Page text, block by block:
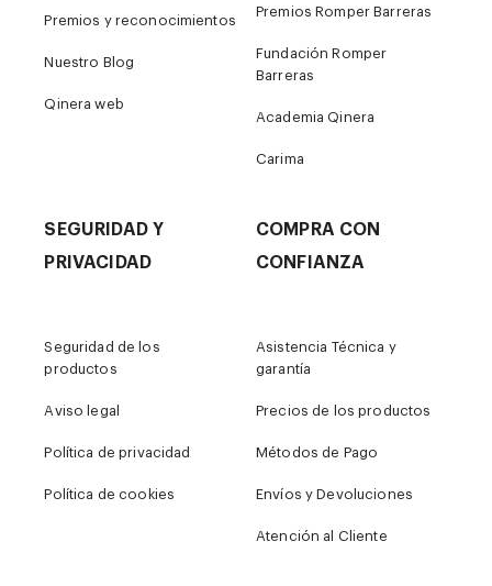
Premios y reconocimientos
Nuestro Blog
Qinera web
Premios Romper Barreras
Fundación Romper
Barreras
Academia Qinera
Carima
SEGURIDAD Y
PRIVACIDAD
Seguridad de los
productos
Aviso legal
Política de privacidad
Política de cookies
COMPRA CON
CONFIANZA
Asistencia Técnica y
garantía
Precios de los productos
Métodos de Pago
Envíos y Devoluciones
Atención al Cliente